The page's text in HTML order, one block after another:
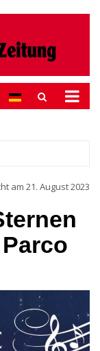
am 21. August 2023